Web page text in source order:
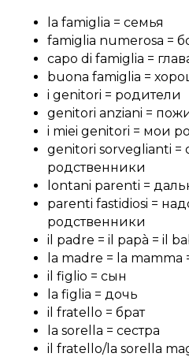
la famiglia = семья
famiglia numerosa =
capo di famiglia =
buona famiglia =
i genitori = родители
genitori anziani =
i miei genitori = мои
genitori sorveglianti
родственники
lontani parenti =
parenti fastidiosi =
родственники ⠀
il padre = il papà = il
la madre = la mamma
il figlio = сын
la figlia = дочь
il fratello = брат
la sorella = сестра
il fratello/la sorella